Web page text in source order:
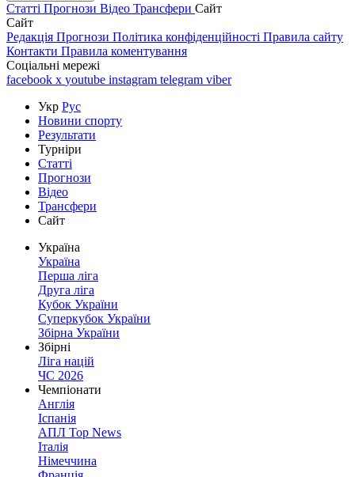
Статті Прогнози Відео Трансфери Сайт
Сайт
Редакція Прогнози Політика конфіденційності Правила сайту
Контакти Правила коментування
Соціальні мережі
facebook x youtube instagram telegram viber
Укр Рус
Новини спорту
Результати
Турніри
Статті
Прогнози
Відео
Трансфери
Сайт
Україна
Україна
Перша ліга
Друга ліга
Кубок України
Суперкубок України
Збірна України
Збірні
Ліга націй
ЧС 2026
Чемпіонати
Англія
Іспанія
АПЛ Top News
Італія
Німеччина